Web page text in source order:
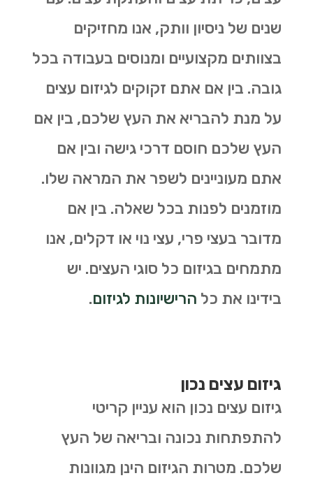
שנים של ניסיון וותק, אנו מחזיקים
בצוותים מקצועיים ומנוסים בעבודה בכל
גובה. בין אם אתם זקוקים לגיזום עצים
על מנת להבריא את העץ שלכם, בין אם
העץ שלכם חוסם דרכי גישה ובין אם
אתם מעוניינים לשפר את המראה שלו.
מוזמנים לפנות בכל שאלה. בין אם
מדובר בעצי פרי, עצי נוי או דקלים, אנו
מתמחים בגיזום כל סוגי העצים. יש
בידינו את כל הרישיונות לגיזום.
גיזום עצים נכון
גיזום עצים נכון הוא עניין קריטי
להתפתחות נכונה ובריאה של העץ
שלכם. מטרות הגיזום הינן מגוונות